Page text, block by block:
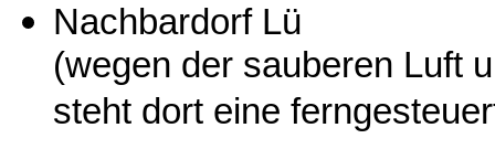
Nachbardorf Lü
(wegen der sauberen Luft
steht dort eine